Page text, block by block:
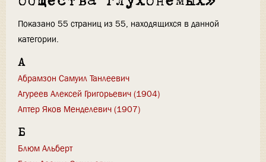
Показано 55 страниц из 55, находящихся в данной
категории.
А
Абрамзон Самуил Танлеевич
Агуреев Алексей Григорьевич (1904)
Аптер Яков Менделевич (1907)
Б
Блюм Альберт